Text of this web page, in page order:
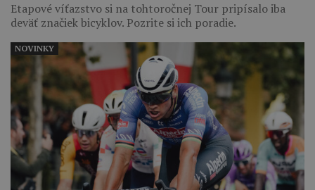
Etapové víťazstvo si na tohtoročnej Tour pripísalo iba
deväť značiek bicyklov. Pozrite si ich poradie.
NOVINKY